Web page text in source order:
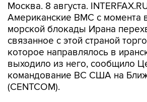
Москва. 8 августа.
Американские ВМС с момента
морской блокады Ирана
связанное с этой страной
которое направлялось в
выходило из него, сообщило
командование ВС США на
(CENTCOM).